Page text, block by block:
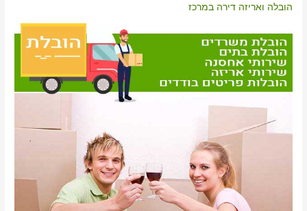
הובלה ואריזה דירה במרכז